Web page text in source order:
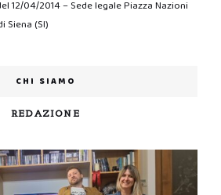
12/04/2014 – Sede legale Piazza Nazioni
Siena (SI)
CHI SIAMO
REDAZIONE